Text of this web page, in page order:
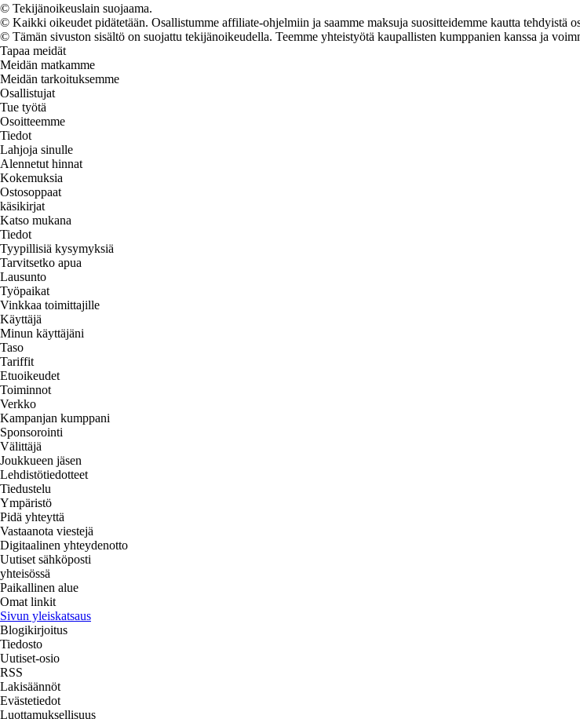
© Tekijänoikeuslain suojaama.
© Kaikki oikeudet pidätetään. Osallistumme affiliate-ohjelmiin ja saamme maksuja suositteidemme kautta tehdyistä
© Tämän sivuston sisältö on suojattu tekijänoikeudella. Teemme yhteistyötä kaupallisten kumppanien kanssa ja
Tapaa meidät
Meidän matkamme
Meidän tarkoituksemme
Osallistujat
Tue työtä
Osoitteemme
Tiedot
Lahjoja sinulle
Alennetut hinnat
Kokemuksia
Ostosoppaat
käsikirjat
Katso mukana
Tiedot
Tyypillisiä kysymyksiä
Tarvitsetko apua
Lausunto
Työpaikat
Vinkkaa toimittajille
Käyttäjä
Minun käyttäjäni
Taso
Tariffit
Etuoikeudet
Toiminnot
Verkko
Kampanjan kumppani
Sponsorointi
Välittäjä
Joukkueen jäsen
Lehdistötiedotteet
Tiedustelu
Ympäristö
Pidä yhteyttä
Vastaanota viestejä
Digitaalinen yhteydenotto
Uutiset sähköposti
yhteisössä
Paikallinen alue
Omat linkit
Sivun yleiskatsaus
Blogikirjoitus
Tiedosto
Uutiset-osio
RSS
Lakisäännöt
Evästetiedot
Luottamuksellisuus